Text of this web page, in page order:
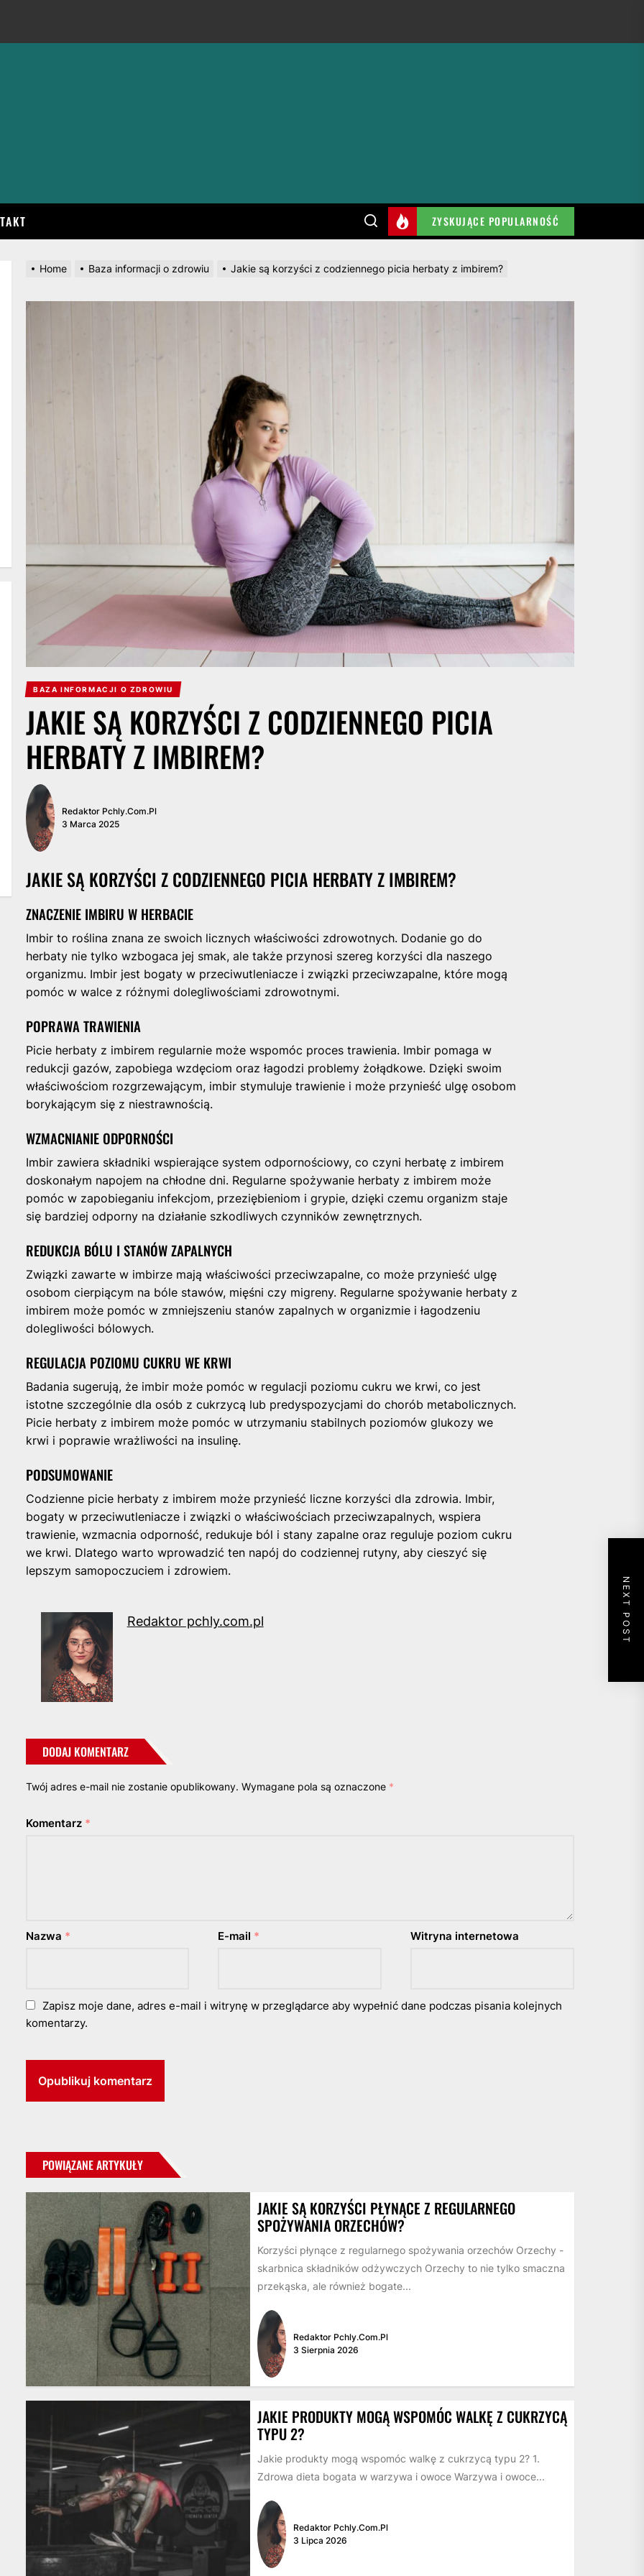
ZYSKUJĄCE POPULARNOŚĆ
Home Baza informacji o zdrowiu Jakie są korzyści z codziennego picia herbaty z imbirem?
BAZA INFORMACJI O ZDROWIU
JAKIE SĄ KORZYŚCI Z CODZIENNEGO PICIA
HERBATY Z IMBIREM?
Redaktor Pchly.com.pl
3 Marca 2025
JAKIE SĄ KORZYŚCI Z CODZIENNEGO PICIA HERBATY Z IMBIREM?
ZNACZENIE IMBIRU W HERBACIE
Imbir to roślina znana ze swoich licznych właściwości zdrowotnych. Dodanie go do
herbaty nie tylko wzbogaca jej smak, ale także przynosi szereg korzyści dla naszego
organizmu. Imbir jest bogaty w przeciwutleniacze i związki przeciwzapalne, które mogą
pomóc w walce z różnymi dolegliwościami zdrowotnymi.
POPRAWA TRAWIENIA
Picie herbaty z imbirem regularnie może wspomóc proces trawienia. Imbir pomaga w
redukcji gazów, zapobiega wzdęciom oraz łagodzi problemy żołądkowe. Dzięki swoim
właściwościom rozgrzewającym, imbir stymuluje trawienie i może przynieść ulgę osobom
borykającym się z niestrawnością.
WZMACNIANIE ODPORNOŚCI
Imbir zawiera składniki wspierające system odpornościowy, co czyni herbatę z imbirem
doskonałym napojem na chłodne dni. Regularne spożywanie herbaty z imbirem może
pomóc w zapobieganiu infekcjom, przeziębieniom i grypie, dzięki czemu organizm staje
się bardziej odporny na działanie szkodliwych czynników zewnętrznych.
REDUKCJA BÓLU I STANÓW ZAPALNYCH
Związki zawarte w imbirze mają właściwości przeciwzapalne, co może przynieść ulgę
osobom cierpiącym na bóle stawów, mięśni czy migreny. Regularne spożywanie herbaty z
imbirem może pomóc w zmniejszeniu stanów zapalnych w organizmie i łagodzeniu
dolegliwości bólowych.
REGULACJA POZIOMU CUKRU WE KRWI
Badania sugerują, że imbir może pomóc w regulacji poziomu cukru we krwi, co jest
istotne szczególnie dla osób z cukrzycą lub predyspozycjami do chorób metabolicznych.
Picie herbaty z imbirem może pomóc w utrzymaniu stabilnych poziomów glukozy we
krwi i poprawie wrażliwości na insulinę.
PODSUMOWANIE
Codzienne picie herbaty z imbirem może przynieść liczne korzyści dla zdrowia. Imbir,
bogaty w przeciwutleniacze i związki o właściwościach przeciwzapalnych, wspiera
trawienie, wzmacnia odporność, redukuje ból i stany zapalne oraz reguluje poziom cukru
we krwi. Dlatego warto wprowadzić ten napój do codziennej rutyny, aby cieszyć się
lepszym samopoczuciem i zdrowiem.
Redaktor pchly.com.pl
DODAJ KOMENTARZ
Twój adres e-mail nie zostanie opublikowany. Wymagane pola są oznaczone *
Komentarz *
Nazwa * E-mail * Witryna internetowa
Zapisz moje dane, adres e-mail i witrynę w przeglądarce aby wypełnić dane podczas pisania kolejnych
komentarzy.
NEXT POST
POWIĄZANE ARTYKUŁY
JAKIE SĄ KORZYŚCI PŁYNĄCE Z REGULARNEGO
SPOŻYWANIA ORZECHÓW?
Korzyści płynące z regularnego spożywania orzechów Orzechy -
skarbnica składników odżywczych Orzechy to nie tylko smaczna
przekąska, ale również bogate...
Redaktor Pchly.com.pl
3 Sierpnia 2026
JAKIE PRODUKTY MOGĄ WSPOMÓC WALKĘ Z CUKRZYCĄ
TYPU 2?
Jakie produkty mogą wspomóc walkę z cukrzycą typu 2? 1.
Zdrowa dieta bogata w warzywa i owoce Warzywa i owoce...
Redaktor Pchly.com.pl
3 Lipca 2026